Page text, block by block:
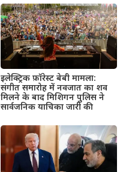
इलेक्ट्रिक फ़ॉरेस्ट बेबी मामला:
संगीत समारोह में नवजात का शव
मिलने के बाद मिशिगन पुलिस ने
सार्वजनिक याचिका जारी की